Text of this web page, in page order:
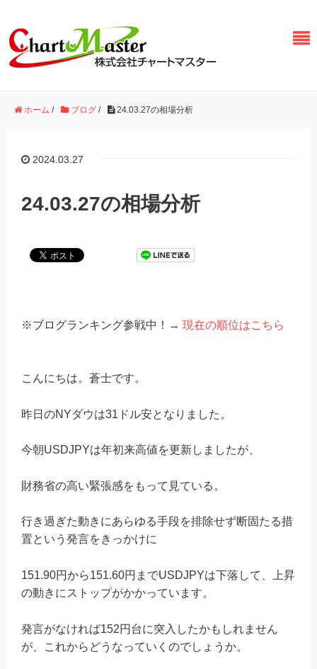
ホーム / ブログ / 24.03.27の相場分析
2024.03.27
24.03.27の相場分析
※ブログランキング参戦中！→ 現在の順位はこちら
こんにちは。蒼士です。
昨日のNYダウは31ドル安となりました。
今朝USDJPYは年初来高値を更新しましたが、
財務省の高い緊張感をもって見ている。
行き過ぎた動きにあらゆる手段を排除せず断固たる措
置という発言をきっかけに
151.90円から151.60円までUSDJPYは下落して、上昇
の動きにストップがかかっています。
発言がなければ152円台に突入したかもしれません
が、これからどうなっていくのでしょうか。